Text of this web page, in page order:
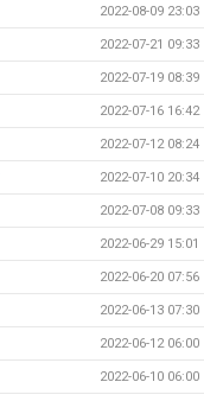
2022-08-09 23:03
2022-07-21 09:33
2022-07-19 08:39
2022-07-16 16:42
2022-07-12 08:24
2022-07-10 20:34
2022-07-08 09:33
2022-06-29 15:01
2022-06-20 07:56
2022-06-13 07:30
2022-06-12 06:00
2022-06-10 06:00